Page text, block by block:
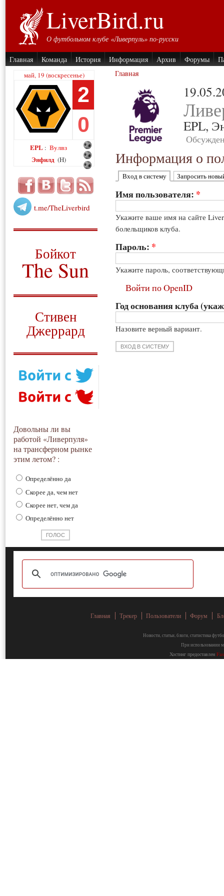
LiverBird.ru
О футбольном клубе «Ливерпуль» по-русски
Главная Команда История Информация Архив Форумы
май, 19 (воскресенье)
2
0
EPL : Вулвз
Энфилд (H)
t.me/TheLiverbird
Бойкот
The Sun
Стивен
Джеррард
Довольны ли вы
работой «Ливерпуля»
на трансферном рынке
этим летом? :
Определённо да
Скорее да, чем нет
Скорее нет, чем да
Определённо нет
Главная
EPL,
Информация о
Вход в систему Запросить
Имя пользователя: *
Укажите ваше имя на сайте
болельщиков клуба.
Пароль: *
Укажите пароль,
Войти по OpenID
Год основания клуба
Назовите верный вариант.
Главная Трекер Пользователи Форум
Новости, статьи, блоги, статистика
При использовании
Хостинг предоставлен